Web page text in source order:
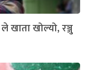
खाता खोल्यो, रञ्जु